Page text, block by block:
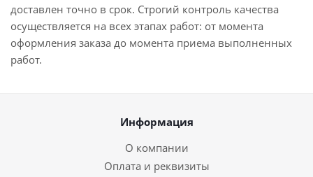
доставлен точно в срок. Строгий контроль качества
осуществляется на всех этапах работ: от момента
оформления заказа до момента приема выполненных
работ.
Информация
О компании
Оплата и реквизиты